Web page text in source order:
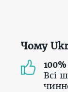
Чому
Всі